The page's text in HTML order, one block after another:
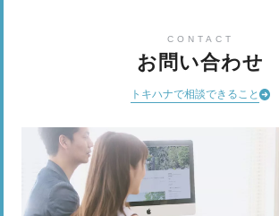
CONTACT
お問い合わせ
トキハナで相談できること